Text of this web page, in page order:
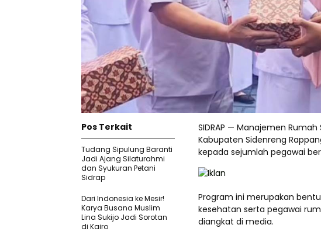
SIDRAP — Manajemen
Kabupaten Sidenreng
kepada sejumlah pegawai
Program ini merupakan
kesehatan serta pegawai
diangkat di media.
Pos Terkait
Tudang Sipulung Baranti
Jadi Ajang Silaturahmi
dan Syukuran Petani
Sidrap
Dari Indonesia ke Mesir!
Karya Busana Muslim
Lina Sukijo Jadi Sorotan
di Kairo